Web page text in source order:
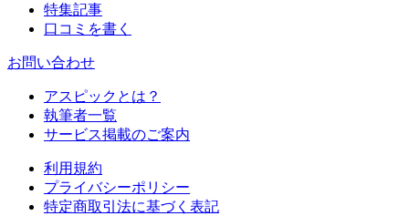
特集記事
口コミを書く
お問い合わせ
アスピックとは？
執筆者一覧
サービス掲載のご案内
利用規約
プライバシーポリシー
特定商取引法に基づく表記